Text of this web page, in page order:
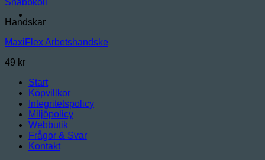
Snabbkoll
Handskar
MaxiFlex Arbetshandske
49 kr
Start
Köpvillkor
Integritetspolicy
Miljöpolicy
Webbutik
Frågor & Svar
Kontakt